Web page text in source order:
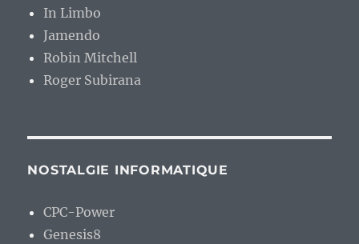
In Limbo
Jamendo
Robin Mitchell
Roger Subirana
NOSTALGIE INFORMATIQUE
CPC-Power
Genesis8